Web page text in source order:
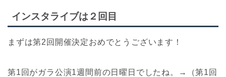
インスタライブは２回目
まずは第2回開催決定おめでとうございます！
第1回がガラ公演1週間前の日曜日でしたね。→（第1回